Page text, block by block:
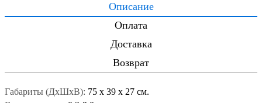
Описание
Оплата
Доставка
Возврат
Габариты (ДxШxВ): 75 x 39 x 27 см.